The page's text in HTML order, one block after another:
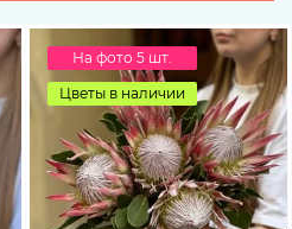
На фото 5 шт.
Цветы в наличии